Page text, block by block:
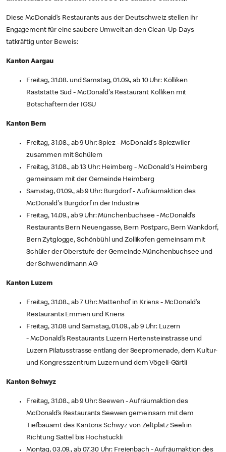
Diese McDonald’s Restaurants aus der Deutschweiz stellen ihr
Engagement für eine saubere Umwelt an den Clean-Up-Days
tatkräftig unter Beweis:
Kanton Aargau
Freitag, 31.08. und Samstag, 01.09., ab 10 Uhr: Kölliken
Raststätte Süd - McDonald's Restaurant Kölliken mit
Botschaftern der IGSU
Kanton Bern
Freitag, 31.08., ab 9 Uhr: Spiez - McDonald's Spiezwiler
zusammen mit Schülern
Freitag, 31.08., ab 13 Uhr: Heimberg - McDonald's Heimberg
gemeinsam mit der Gemeinde Heimberg
Samstag, 01.09., ab 9 Uhr: Burgdorf - Aufräumaktion des
McDonald's Burgdorf in der Industrie
Freitag, 14.09., ab 9 Uhr: Münchenbuchsee - McDonald’s
Restaurants Bern Neuengasse, Bern Postparc, Bern Wankdorf,
Bern Zytglogge, Schönbühl und Zollikofen gemeinsam mit
Schüler der Oberstufe der Gemeinde Münchenbuchsee und
der Schwendimann AG
Kanton Luzern
Freitag, 31.08., ab 7 Uhr: Mattenhof in Kriens - McDonald's
Restaurants Emmen und Kriens
Freitag, 31.08 und Samstag, 01.09., ab 9 Uhr: Luzern
- McDonald’s Restaurants Luzern Hertensteinstrasse und
Luzern Pilatusstrasse entlang der Seepromenade, dem Kultur-
und Kongresszentrum Luzern und dem Vögeli-Gärtli
Kanton Schwyz
Freitag, 31.08., ab 9 Uhr: Seewen - Aufräumaktion des
McDonald’s Restaurants Seewen gemeinsam mit dem
Tiefbauamt des Kantons Schwyz von Zeltplatz Seeli in
Richtung Sattel bis Hochstuckli
Montag, 03.09., ab 07.30 Uhr: Freienbach - Aufräumaktion des